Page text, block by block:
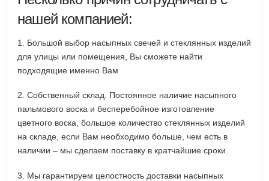
нашей компанией:
1. Большой выбор насыпных свечей и стеклянных изделий
для улицы или помещения, Вы сможете найти
подходящие именно Вам
2. Собственный склад. Постоянное наличие насыпного
пальмового воска и бесперебойное изготовление
цветного воска, большое количество стеклянных изделий
на складе, если Вам необходимо больше, чем есть в
наличии – мы сделаем поставку в кратчайшие сроки.
3. Мы гарантируем целостность доставки насыпных